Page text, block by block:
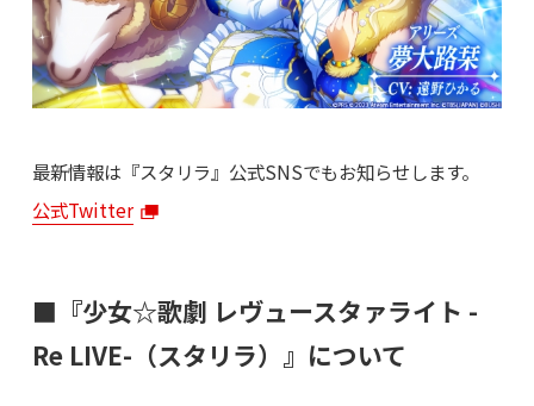
最新情報は『スタリラ』公式SNSでもお知らせします。
公式Twitter
■『少女☆歌劇 レヴュースタァライト -
Re LIVE-（スタリラ）』について